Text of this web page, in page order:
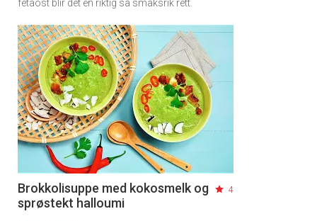
Få ukentlige nyhetsbrev fra
Apéritif
Vi tilbyr flere ukentlige nyhetsbrev. Du
kan fritt velge hvilke du ønsker å få
tilsendt.
Registrer deg
fetaost blir det en riktig så smaksrik rett.
Brokkolisuppe med kokosmelk og
sprøstekt halloumi
4